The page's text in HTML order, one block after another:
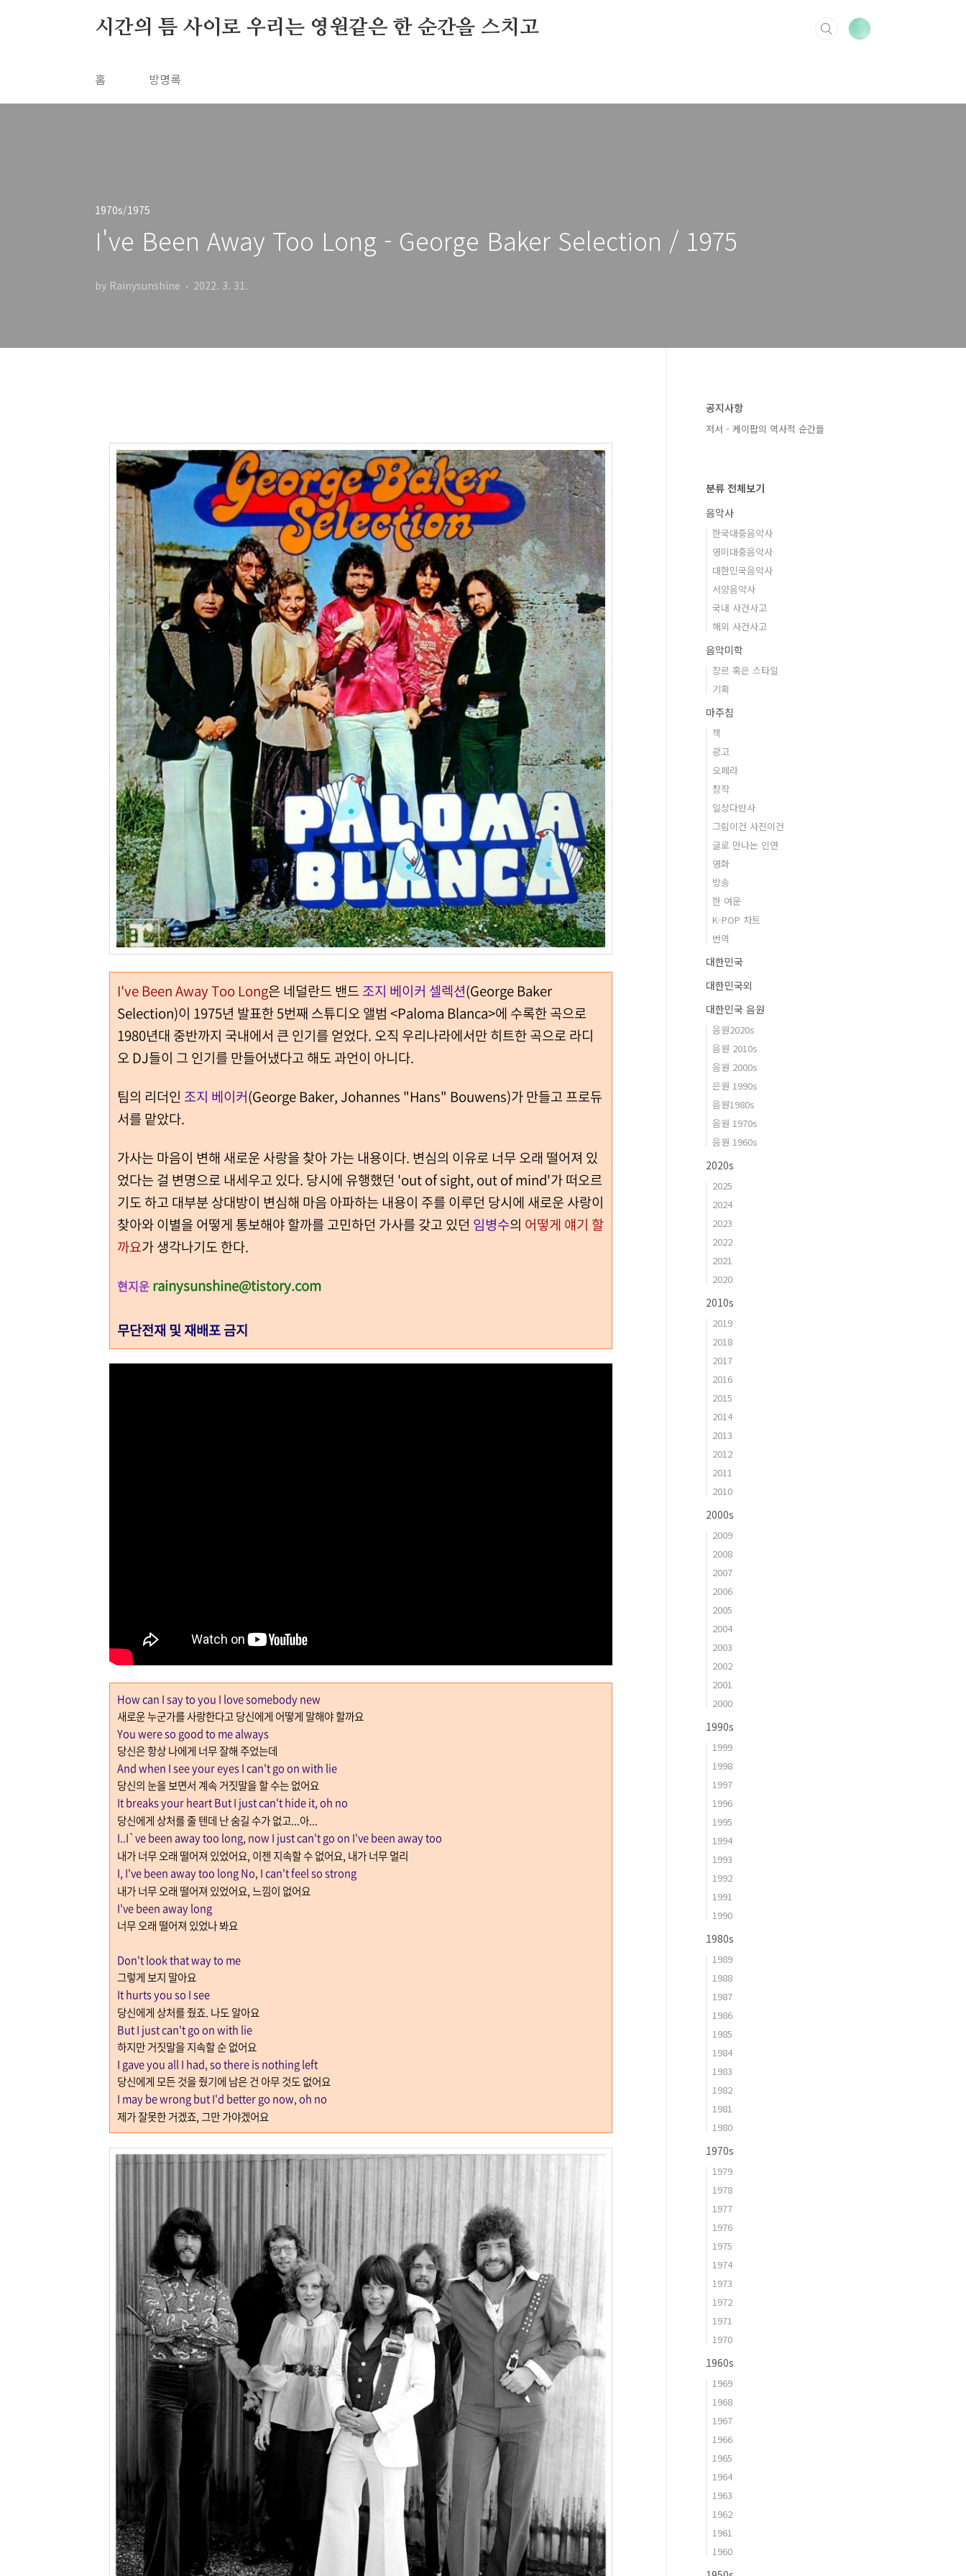
시간의 틈 사이로 우리는 영원같은 한 순간을 스치고
홈 방명록
1970s/1975
I've Been Away Too Long - George Baker Selection / 1975
by Rainysunshine 2022. 3. 31.
I've Been Away Too Long은 네덜란드 밴드조지 베이커 셀렉션(George Baker
Selection)이 1975년 발표한 5번째 스튜디오 앨범 <Paloma Blanca>에 수록한 곡으로
1980년대 중반까지 국내에서 큰 인기를 얻었다. 오직 우리나라에서만 히트한 곡으로 라디
오 DJ들이 그 인기를 만들어냈다고 해도 과언이 아니다.
팀의 리더인 조지 베이커(George Baker, Johannes "Hans" Bouwens)가 만들고 프로듀
서를 맡았다.
가사는 마음이 변해 새로운 사랑을 찾아 가는 내용이다. 변심의 이유로 너무 오래 떨어져 있
었다는 걸 변명으로 내세우고 있다. 당시에 유행했던 'out of sight, out of mind'가 떠오르
기도 하고 대부분 상대방이 변심해 마음 아파하는 내용이 주를 이루던 당시에 새로운 사랑이
찾아와 이별을 어떻게 통보해야 할까를 고민하던 가사를 갖고 있던 임병수의 어떻게 얘기 할
까요가 생각나기도 한다.
현지운 rainysunshine@tistory.com
무단전재 및 재배포 금지
How can I say to you I love somebody new
새로운 누군가를 사랑한다고 당신에게 어떻게 말해야 할까요
You were so good to me always
당신은 항상 나에게 너무 잘해 주었는데
And when I see your eyes I can't go on with lie
당신의 눈을 보면서 계속 거짓말을 할 수는 없어요
It breaks your heart But I just can't hide it, oh no
당신에게 상처를 줄 텐데 난 숨길 수가 없고...아...
I..I`ve been away too long, now I just can't go on I've been away too
내가 너무 오래 떨어져 있었어요, 이젠 지속할 수 없어요, 내가 너무 멀리
I, I've been away too long No, I can't feel so strong
내가 너무 오래 떨어져 있었어요,느낌이 없어요
I've been away long
너무 오래 떨어져 있었나 봐요
Don't look that way to me
그렇게 보지 말아요
It hurts you so I see
당신에게 상처를 줬죠. 나도 알아요
But I just can't go on with lie
하지만 거짓말을 지속할 순 없어요
I gave you all I had, so there is nothing left
당신에게 모든 것을 줬기에 남은 건 아무 것도 없어요
I may be wrong but I'd better go now, oh no
제가 잘못한 거겠죠,그만 가야겠어요
공지사항
저서 - 케이팝의 역사적 순간들
분류 전체보기
음악사
한국대중음악사
영미대중음악사
대한민국음악사
서양음악사
국내 사건사고
해외 사건사고
음악미학
장르 혹은 스타일
기획
마주침
책
광고
오페라
창작
일상다반사
그림이건 사진이건
글로 만나는 인연
영화
방송
한 여운
K-POP 차트
번역
대한민국
대한민국외
대한민국 음원
음원2020s
음원 2010s
음원 2000s
은원 1990s
음원1980s
음원 1970s
음원 1960s
2020s
2025
2024
2023
2022
2021
2020
2010s
2019
2018
2017
2016
2015
2014
2013
2012
2011
2010
2000s
2009
2008
2007
2006
2005
2004
2003
2002
2001
2000
1990s
1999
1998
1997
1996
1995
1994
1993
1992
1991
1990
1980s
1989
1988
1987
1986
1985
1984
1983
1982
1981
1980
1970s
1979
1978
1977
1976
1975
1974
1973
1972
1971
1970
1960s
1969
1968
1967
1966
1965
1964
1963
1962
1961
1960